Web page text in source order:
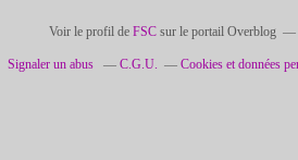
Voir le profil de FSCsur le portail Overblog
Signaler un abus C.G.U. Cookies et données